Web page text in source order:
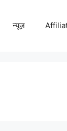
न्यूज़